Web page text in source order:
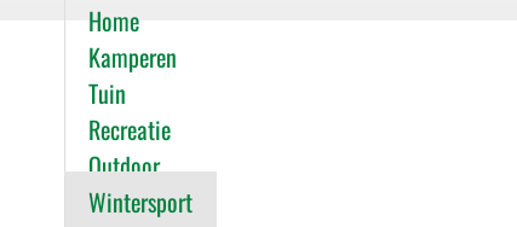
Home
Kamperen
Tuin
Recreatie
Outdoor
Wintersport